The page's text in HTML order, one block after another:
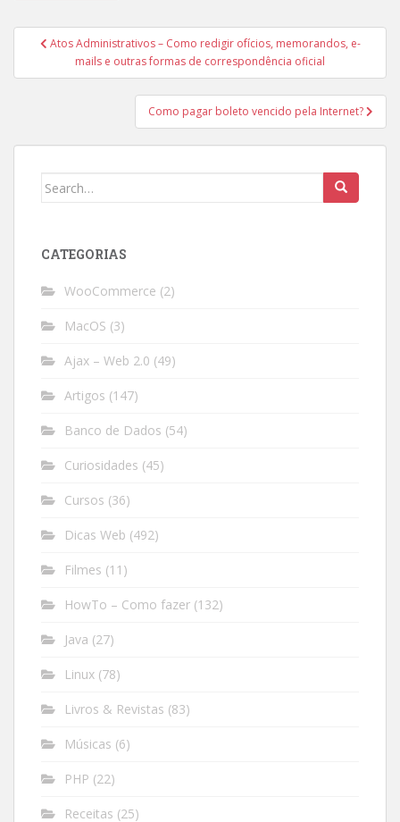
Post
navigation
Atos Administrativos – Como redigir ofícios, memorandos, e-
mails e outras formas de correspondência oficial
Como pagar boleto vencido pela Internet?
Search
CATEGORIAS
WooCommerce (2)
MacOS (3)
Ajax – Web 2.0 (49)
Artigos (147)
Banco de Dados (54)
Curiosidades (45)
Cursos (36)
Dicas Web (492)
Filmes (11)
HowTo – Como fazer (132)
Java (27)
Linux (78)
Livros & Revistas (83)
Músicas (6)
PHP (22)
Receitas (25)